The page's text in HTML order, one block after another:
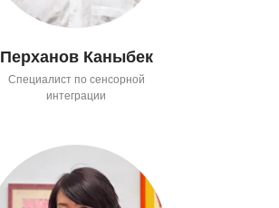
Перханов Каныбек
Специалист по сенсорной
интеграции